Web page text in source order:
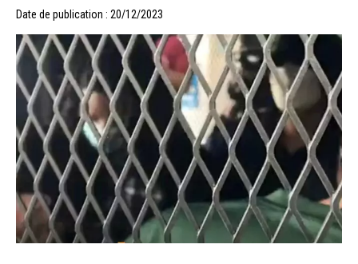
Date de publication : 20/12/2023